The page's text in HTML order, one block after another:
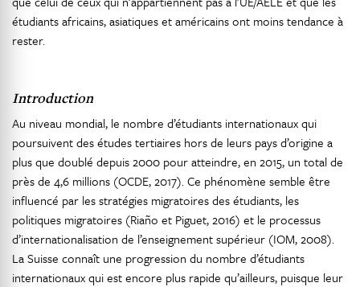
étudiants africains, asiatiques et américains ont moins tendance à
rester.
Introduction
Au niveau mondial, le nombre d’étudiants internationaux qui
poursuivent des études tertiaires hors de leurs pays d’origine a
plus que doublé depuis 2000 pour atteindre, en 2015, un total de
près de 4,6 millions (OCDE, 2017). Ce phénomène semble être
influencé par les stratégies migratoires des étudiants, les
politiques migratoires (Riaño et Piguet, 2016) et le processus
d’internationalisation de l’enseignement supérieur (IOM, 2008).
La Suisse connaît une progression du nombre d’étudiants
internationaux qui est encore plus rapide qu’ailleurs, puisque leur